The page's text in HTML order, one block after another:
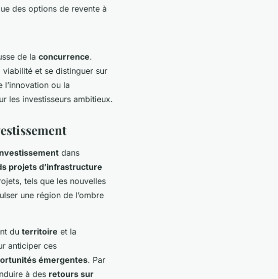
des options de revente à
de la concurrence.
et se distinguer sur
l’innovation ou la
les investisseurs ambitieux.
dans
projets d’infrastructure
tels que les nouvelles
une région de l’ombre
du territoire et la
anticiper ces
émergentes. Par
à des retours sur